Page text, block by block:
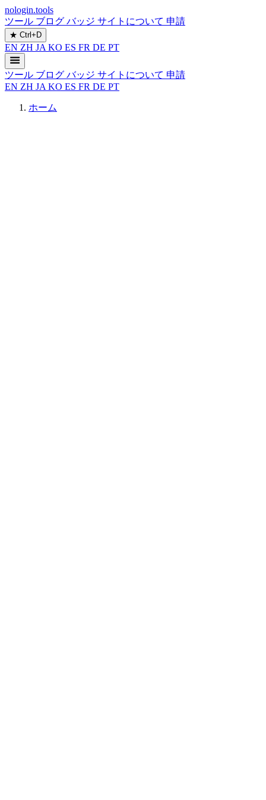
nologin.tools
ツール ブログ バッジ サイトについて 申請
★ Ctrl+D
EN ZH JA KO ES FR DE PT
ツール ブログ バッジ サイトについて 申請
EN ZH JA KO ES FR DE PT
ホーム